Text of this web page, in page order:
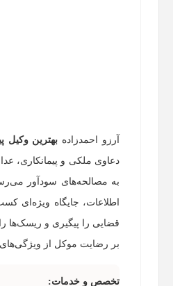
آرزو احمدزاده بهترین وکیل
دعاوی ملکی و پیمانکاری،
به مصالحه‌های سودآور
اطلاعات، جایگاه ویژه‌ای
قضایی را پیگیری و ریسک‌ها
بر رضایت موکل از
تخصص و خدمات: